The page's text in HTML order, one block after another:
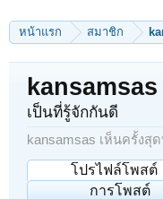
หน้าแรก สมาชิก
kansamsas
เป็นที่รู้จักกันดี
kansamsas เห็นครั้งสุ
โปรไฟล์โพสต์
การโพสต์